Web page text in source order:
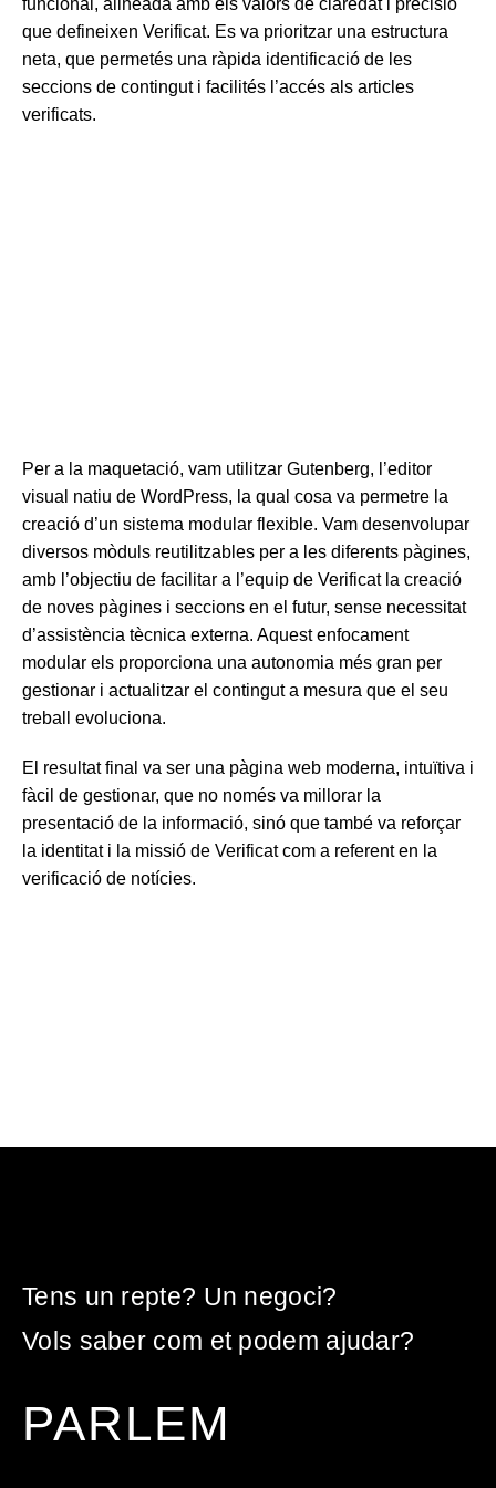
funcional, alineada amb els valors de claredat i precisió
que defineixen Verificat. Es va prioritzar una estructura
neta, que permetés una ràpida identificació de les
seccions de contingut i facilités l’accés als articles
verificats.
Per a la maquetació, vam utilitzar Gutenberg, l’editor
visual natiu de WordPress, la qual cosa va permetre la
creació d’un sistema modular flexible. Vam desenvolupar
diversos mòduls reutilitzables per a les diferents pàgines,
amb l’objectiu de facilitar a l’equip de Verificat la creació
de noves pàgines i seccions en el futur, sense necessitat
d’assistència tècnica externa. Aquest enfocament
modular els proporciona una autonomia més gran per
gestionar i actualitzar el contingut a mesura que el seu
treball evoluciona.
El resultat final va ser una pàgina web moderna, intuïtiva i
fàcil de gestionar, que no només va millorar la
presentació de la informació, sinó que també va reforçar
la identitat i la missió de Verificat com a referent en la
verificació de notícies.
Tens un repte? Un negoci?
Vols saber com et podem ajudar?
PARLEM